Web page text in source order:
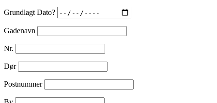
Grundlagt Dato?
Gadenavn
Nr.
Dør
Postnummer